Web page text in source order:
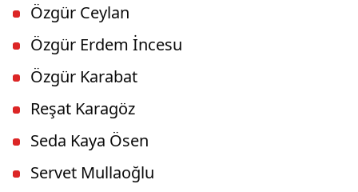
Özgür Ceylan
Özgür Erdem İncesu
Özgür Karabat
Reşat Karagöz
Seda Kaya Ösen
Servet Mullaoğlu